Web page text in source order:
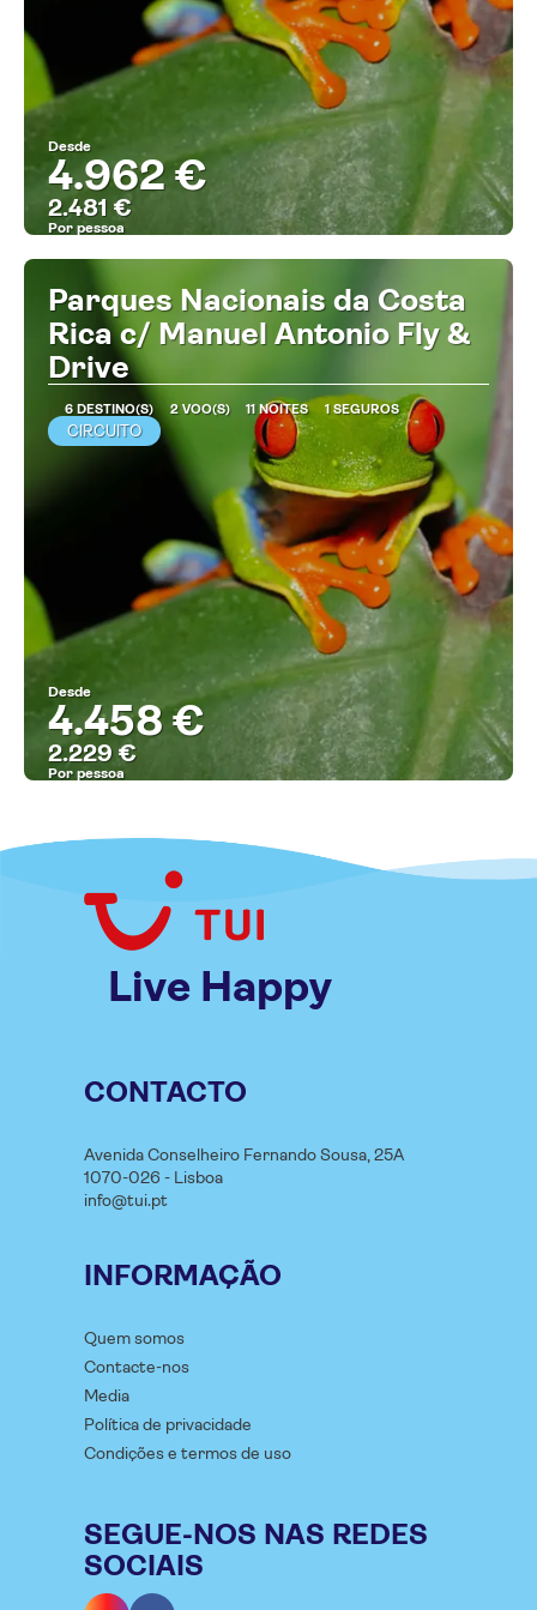
Desde
4.962 €
2.481 €
Por pessoa
MAIS INFORMAÇÃO
Parques Nacionais da Costa
Rica c/ Manuel Antonio Fly &
Drive
6 DESTINO(S) 2 VOO(S) 11 NOITES 1 SEGUROS
CIRCUITO
Desde
4.458 €
2.229 €
Por pessoa
Live Happy
CONTACTO
Avenida Conselheiro Fernando Sousa, 25A
1070-026 - Lisboa
info@tui.pt
INFORMAÇÃO
Quem somos
Contacte-nos
Media
Política de privacidade
Condições e termos de uso
SEGUE-NOS NAS REDES
SOCIAIS